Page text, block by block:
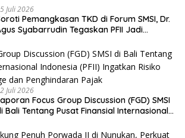
Juli 2026
Pemangkasan TKD di Forum SMSI, Dr.
Syabarrudin Tegaskan PFII Jadi
Juli 2026
Focus Group Discussion (FGD) SMSI
Bali Tentang Pusat Finansial Internasional
dan Penghindaran Pajak